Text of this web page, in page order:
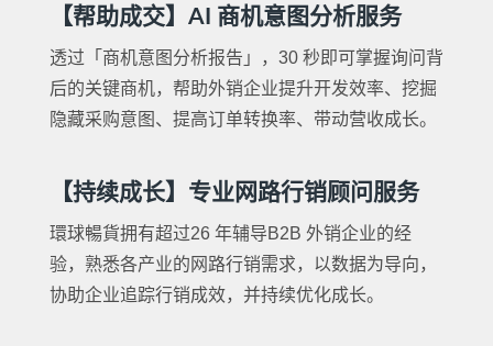
【帮助成交】AI 商机意图分析服务
透过「商机意图分析报告」，30 秒即可掌握询问背
后的关键商机，帮助外销企业提升开发效率、挖掘
隐藏采购意图、提高订单转换率、带动营收成长。
【持续成长】专业网路行销顾问服务
環球暢貨拥有超过26 年辅导B2B 外销企业的经
验，熟悉各产业的网路行销需求，以数据为导向，
协助企业追踪行销成效，并持续优化成长。